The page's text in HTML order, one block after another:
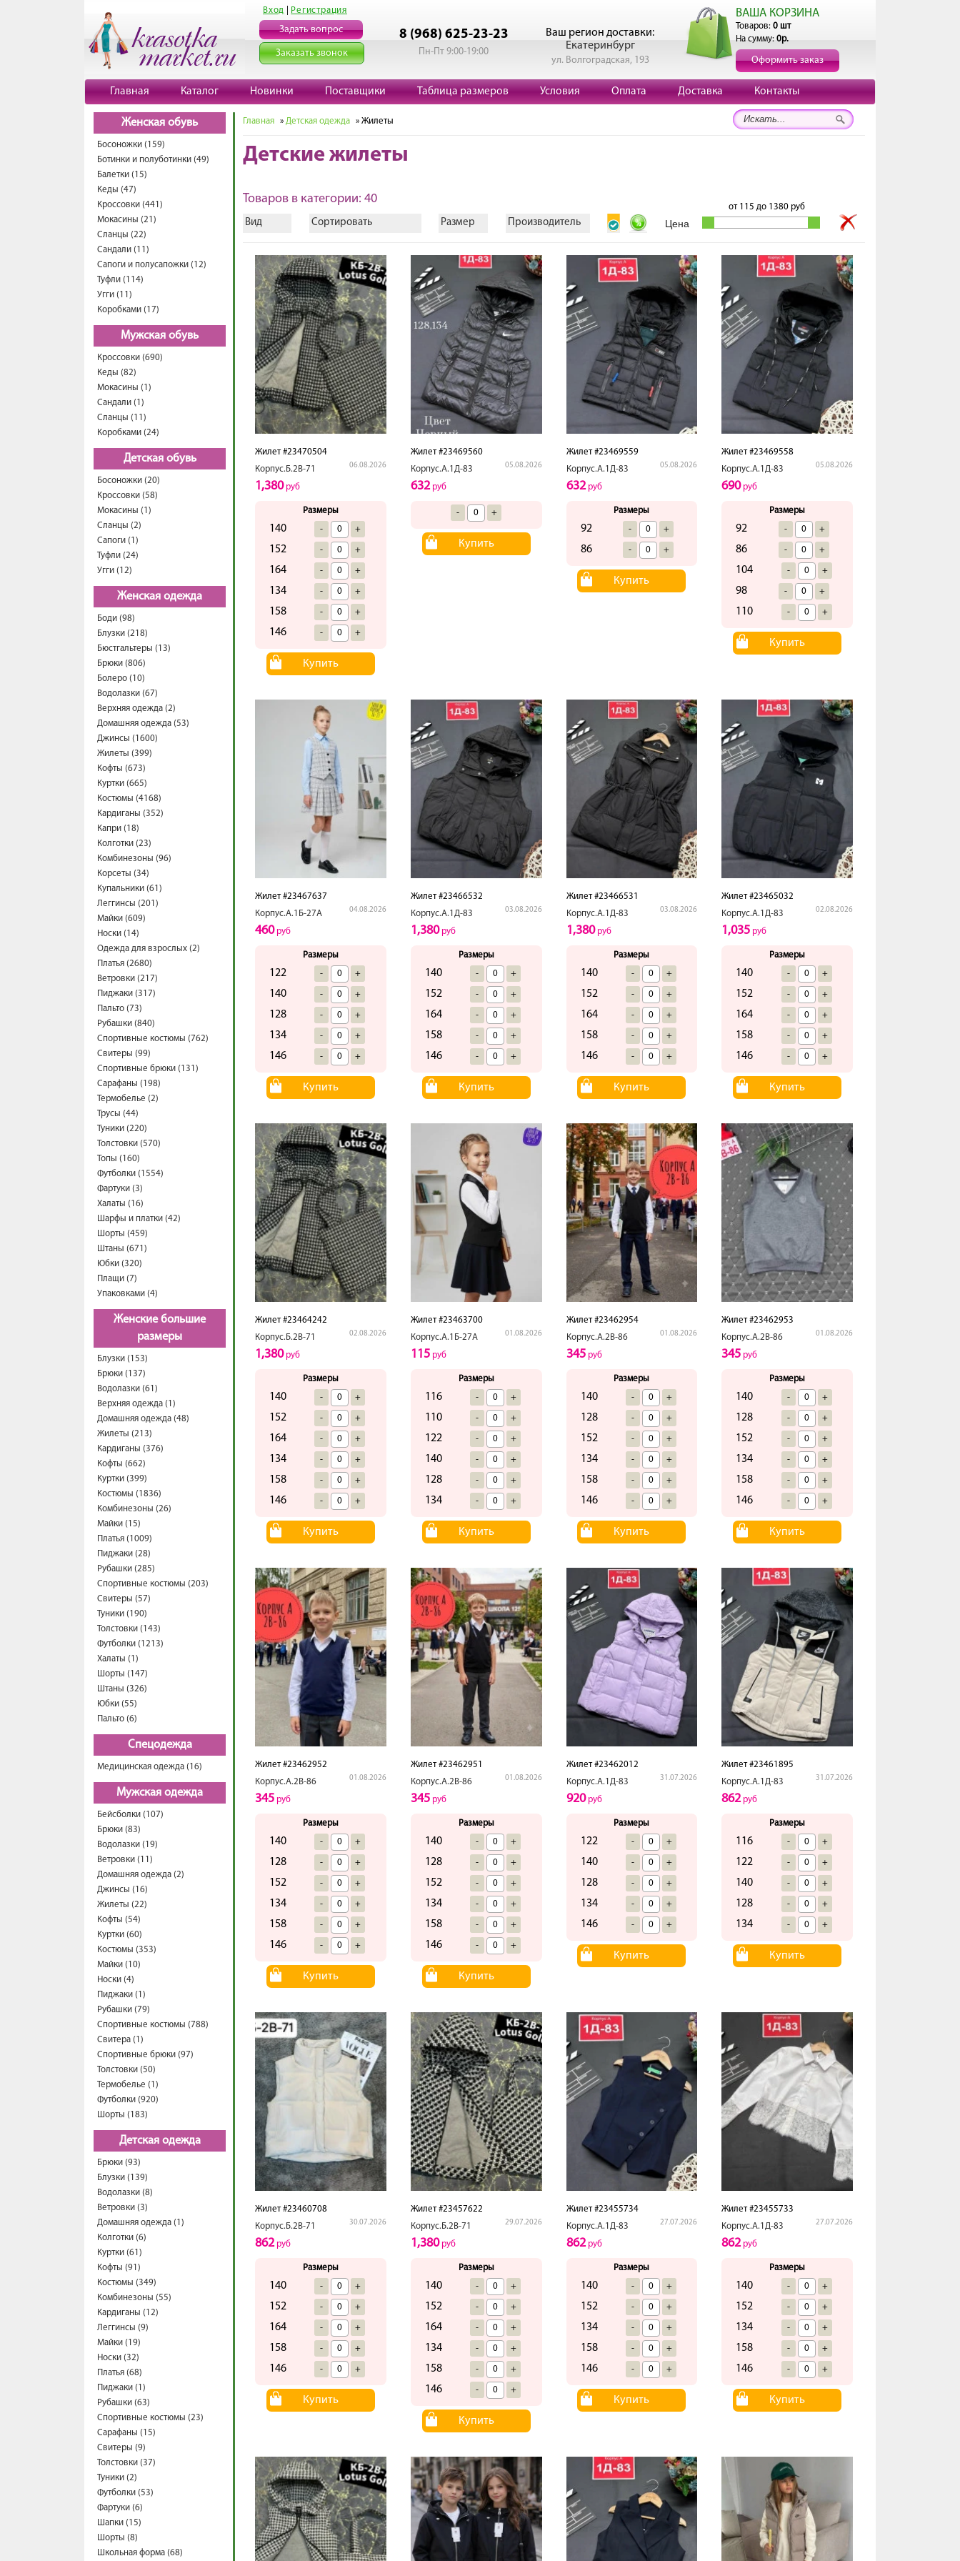
Вход Регистрация
Задать вопрос
Заказать звонок
8 (968) 625-23-23
Пн-Пт 9:00-19:00
Ваш регион доставки:
Екатеринбург
ул. Волгоградская, 193
ВАША КОРЗИНА
Товаров: 0 шт
На сумму: 0р.
Оформить заказ
Главная Каталог Новинки Поставщики Таблица размеров Условия Оплата Доставка Контакты
Женская обувь
Босоножки (159)
Ботинки и полуботинки (49)
Балетки (15)
Кеды (47)
Кроссовки (441)
Мокасины (21)
Сланцы (22)
Сандали (11)
Сапоги и полусапожки (12)
Туфли (114)
Угги (11)
Коробками (17)
Мужская обувь
Кроссовки (690)
Кеды (82)
Мокасины (1)
Сандали (1)
Сланцы (11)
Коробками (24)
Детская обувь
Босоножки (20)
Кроссовки (58)
Мокасины (1)
Сланцы (2)
Сапоги (1)
Туфли (24)
Угги (12)
Женская одежда
Боди (98)
Блузки (218)
Бюстгальтеры (13)
Брюки (806)
Болеро (10)
Водолазки (67)
Верхняя одежда (2)
Домашняя одежда (53)
Джинсы (1600)
Жилеты (399)
Кофты (673)
Куртки (665)
Костюмы (4168)
Кардиганы (352)
Капри (18)
Колготки (23)
Комбинезоны (96)
Корсеты (34)
Купальники (61)
Леггинсы (201)
Майки (609)
Носки (14)
Одежда для взрослых (2)
Платья (2680)
Ветровки (217)
Пиджаки (317)
Пальто (73)
Рубашки (840)
Спортивные костюмы (762)
Свитеры (99)
Спортивные брюки (131)
Сарафаны (198)
Термобелье (2)
Трусы (44)
Туники (220)
Толстовки (570)
Топы (160)
Футболки (1554)
Фартуки (3)
Халаты (16)
Шарфы и платки (42)
Шорты (459)
Штаны (671)
Юбки (320)
Плащи (7)
Упаковками (4)
Женские большие
размеры
Блузки (153)
Брюки (137)
Водолазки (61)
Верхняя одежда (1)
Домашняя одежда (48)
Жилеты (213)
Кардиганы (376)
Кофты (662)
Куртки (399)
Костюмы (1836)
Комбинезоны (26)
Майки (15)
Платья (1009)
Пиджаки (28)
Рубашки (285)
Спортивные костюмы (203)
Свитеры (57)
Туники (190)
Толстовки (143)
Футболки (1213)
Халаты (1)
Шорты (147)
Штаны (326)
Юбки (55)
Пальто (6)
Спецодежда
Медицинская одежда (16)
Мужская одежда
Бейсболки (107)
Брюки (83)
Водолазки (19)
Ветровки (11)
Домашняя одежда (2)
Джинсы (16)
Жилеты (22)
Кофты (54)
Куртки (60)
Костюмы (353)
Майки (10)
Носки (4)
Пиджаки (1)
Рубашки (79)
Спортивные костюмы (788)
Свитера (1)
Спортивные брюки (97)
Толстовки (50)
Термобелье (1)
Футболки (920)
Шорты (183)
Детская одежда
Брюки (93)
Блузки (139)
Водолазки (8)
Ветровки (3)
Домашняя одежда (1)
Колготки (6)
Куртки (61)
Кофты (91)
Костюмы (349)
Комбинезоны (55)
Кардиганы (12)
Леггинсы (9)
Майки (19)
Носки (32)
Платья (68)
Пиджаки (1)
Рубашки (63)
Спортивные костюмы (23)
Сарафаны (15)
Свитеры (9)
Толстовки (37)
Туники (2)
Футболки (53)
Фартуки (6)
Шапки (15)
Шорты (8)
Школьная форма (68)
Главная » Детская одежда » Жилеты
Детские жилеты
Товаров в категории: 40
Вид Сортировать Размер Производитель
от 115 до 1380 руб
Жилет #23470504
Корпус.Б.2В-71
06.08.2026
1,380руб
Размеры
140 - +
152 - +
164 - +
134 - +
158 - +
146 - +
Купить
Жилет #23469560
Корпус.А.1Д-83
05.08.2026
632руб
- +
Купить
Жилет #23469559
Корпус.А.1Д-83
05.08.2026
632руб
Размеры
92 - +
86 - +
Купить
Жилет #23469558
Корпус.А.1Д-83
05.08.2026
690руб
Размеры
92 - +
86 - +
104 - +
98 - +
110 - +
Купить
Жилет #23467637
Корпус.А.1Б-27А
04.08.2026
460руб
Размеры
122 - +
140 - +
128 - +
134 - +
146 - +
Купить
Жилет #23466532
Корпус.А.1Д-83
03.08.2026
1,380руб
Размеры
140 - +
152 - +
164 - +
158 - +
146 - +
Купить
Жилет #23466531
Корпус.А.1Д-83
03.08.2026
1,380руб
Размеры
140 - +
152 - +
164 - +
158 - +
146 - +
Купить
Жилет #23465032
Корпус.А.1Д-83
02.08.2026
1,035 руб
Размеры
140 - +
152 - +
164 - +
158 - +
146 - +
Купить
Жилет #23464242
Корпус.Б.2В-71
02.08.2026
1,380руб
Размеры
140 - +
152 - +
164 - +
134 - +
158 - +
146 - +
Купить
Жилет #23463700
Корпус.А.1Б-27А
01.08.2026
115руб
Размеры
116 - +
110 - +
122 - +
140 - +
128 - +
134 - +
Купить
Жилет #23462954
Корпус.А.2В-86
01.08.2026
345руб
Размеры
140 - +
128 - +
152 - +
134 - +
158 - +
146 - +
Купить
Жилет #23462953
Корпус.А.2В-86
01.08.2026
345 руб
Размеры
140 - +
128 - +
152 - +
134 - +
158 - +
146 - +
Купить
Жилет #23462952
Корпус.А.2В-86
01.08.2026
345 руб
Размеры
140 - +
128 - +
152 - +
134 - +
158 - +
146 - +
Купить
Жилет #23462951
Корпус.А.2В-86
01.08.2026
345руб
Размеры
140 - +
128 - +
152 - +
134 - +
158 - +
146 - +
Купить
Жилет #23462012
Корпус.А.1Д-83
31.07.2026
920руб
Размеры
122 - +
140 - +
128 - +
134 - +
146 - +
Купить
Жилет #23461895
Корпус.А.1Д-83
31.07.2026
862руб
Размеры
116 - +
122 - +
140 - +
128 - +
134 - +
Купить
Жилет #23460708
Корпус.Б.2В-71
30.07.2026
862руб
Размеры
140 - +
152 - +
164 - +
158 - +
146 - +
Купить
Жилет #23457622
Корпус.Б.2В-71
29.07.2026
1,380руб
Размеры
140 - +
152 - +
164 - +
134 - +
158 - +
146 - +
Купить
Жилет #23455734
Корпус.А.1Д-83
27.07.2026
862руб
Размеры
140 - +
152 - +
134 - +
158 - +
146 - +
Купить
Жилет #23455733
Корпус.А.1Д-83
27.07.2026
862руб
Размеры
140 - +
152 - +
134 - +
158 - +
146 - +
Купить